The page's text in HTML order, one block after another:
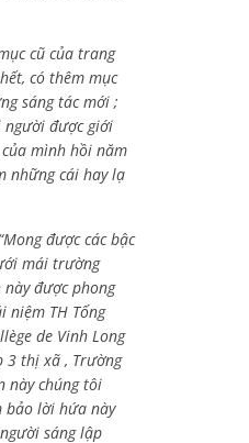
cũ của trang
có thêm mục
sáng tác mới ;
người được giới
mình hồi năm
những cái hay lạ
được các bậc
mái trường
được phong
niệm TH Tống
de Vinh Long
3 thị xã , Trường
này chúng tôi
bảo lời hứa này
sáng lập